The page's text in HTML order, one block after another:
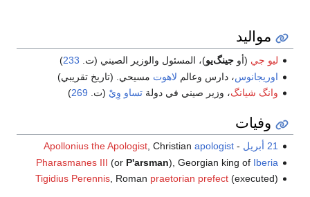
مواليد
ليو جي (أوجينگ‌يو)، المسئول والوزير الصيني (ت. 233
)
اوريجانوس، دارس وعالم لاهوت مسيحي. (تاريخ تقريبي)
وانگ شيانگ، وزير صيني في دولةتساو وِيْ (ت. 269
)
وفيات
21 أبريل -
Apollonius the Apologist, Christian apologist
Pharasmanes III (or P'arsman), Georgian king of Iberia
Tigidius Perennis, Roman praetorian prefect(executed)